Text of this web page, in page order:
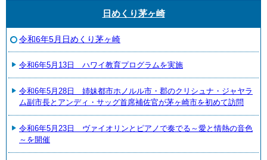
日めくり茅ヶ崎
令和6年5月日めくり茅ヶ崎
令和6年5月13日 ハワイ教育プログラムを実施
令和6年5月28日 姉妹都市ホノルル市・郡のクリシュナ・ジャヤラ
ム副市長とアンディ・サッグ首席補佐官が茅ヶ崎市を初めて訪問
令和6年5月23日 ヴァイオリンとピアノで奏でる～愛と情熱の音色
～を開催